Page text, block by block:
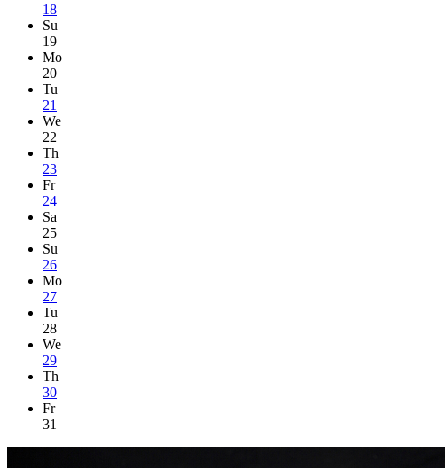
18
Su
19
Mo
20
Tu
21
We
22
Th
23
Fr
24
Sa
25
Su
26
Mo
27
Tu
28
We
29
Th
30
Fr
31